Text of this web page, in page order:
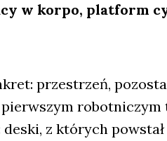
w kor­po, plat­form
prze­strzeń,
robot­ni­czym
z któ­rych